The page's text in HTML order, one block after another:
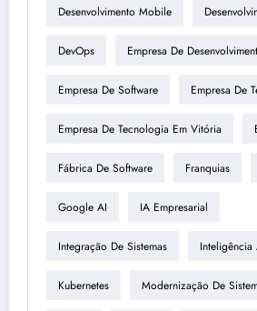
Desenvolvimento Mobile
DevOps Empresa De
Empresa De Software Empresa De
Empresa De Tecnologia Em Vitória
Fábrica De Software Franquias
Google AI IA Empresarial
Integração De Sistemas
Kubernetes Modernização De